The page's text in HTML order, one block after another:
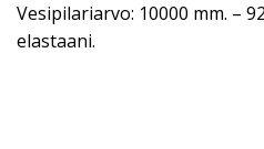
Vesipilariarvo: 10000 mm. –
elastaani.